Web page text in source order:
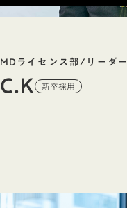
MDライセンス部/リーダー
C.K 新卒採用